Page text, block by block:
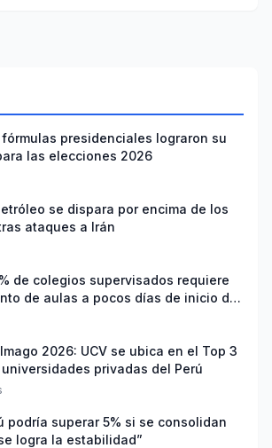
presidenciales lograron su
las elecciones 2026
se dispara por encima de los
ataques a Irán
de colegios supervisados requiere
de aulas a pocos días de inicio del
2026: UCV se ubica en el Top 3
privadas del Perú
podría superar 5% si se consolidan
logra la estabilidad”